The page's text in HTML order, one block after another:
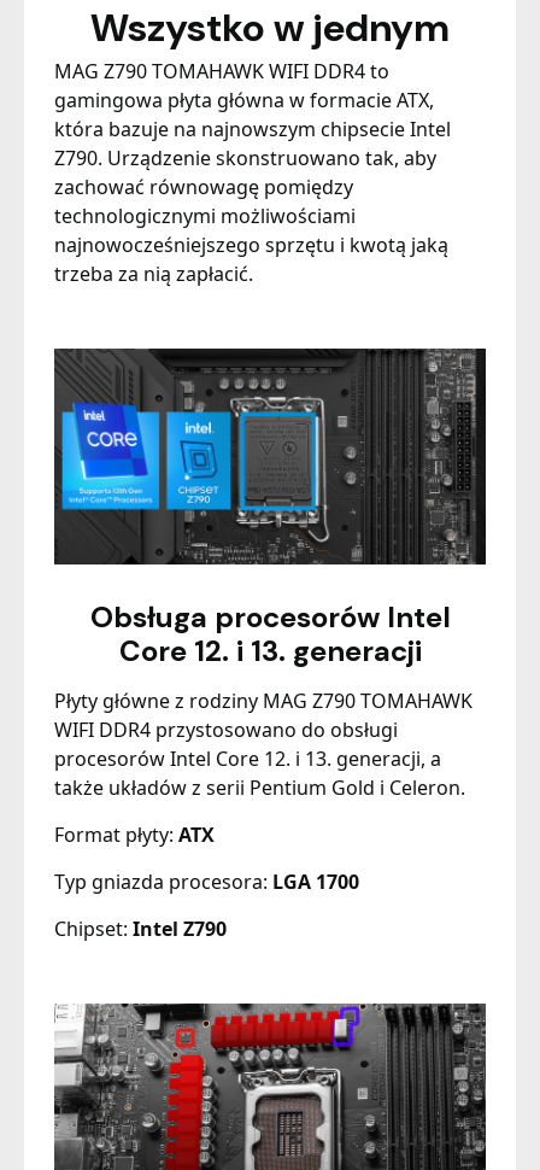
Wszystko w jednym
MAG Z790 TOMAHAWK WIFI DDR4 to
gamingowa płyta główna w formacie ATX,
która bazuje na najnowszym chipsecie Intel
Z790. Urządzenie skonstruowano tak, aby
zachować równowagę pomiędzy
technologicznymi możliwościami
najnowocześniejszego sprzętu i kwotą jaką
trzeba za nią zapłacić.
Obsługa procesorów Intel
Core 12. i 13. generacji
Płyty główne z rodziny MAG Z790 TOMAHAWK
WIFI DDR4 przystosowano do obsługi
procesorów Intel Core 12. i 13. generacji, a
także układów z serii Pentium Gold i Celeron.
Format płyty: ATX
Typ gniazda procesora: LGA 1700
Chipset: Intel Z790